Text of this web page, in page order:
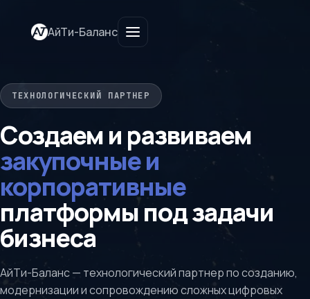
АйТи-Баланс
ТЕХНОЛОГИЧЕСКИЙ ПАРТНЕР
Создаем и развиваем
закупочные и
корпоративные
платформы под задачи
бизнеса
АйТи-Баланс — технологический партнер по созданию,
модернизации и сопровождению сложных цифровых